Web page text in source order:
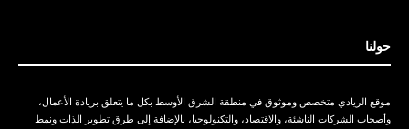
حولنا
موقع الريادي متخصص وموثوق في منطقة الشرق الأوسط بكل ما يتعلق بريادة الأعمال،
وأصحاب الشركات الناشئة، والاقتصاد، والتكنولوجيا، بالإضافة إلى طرق تطوير الذات ونمط